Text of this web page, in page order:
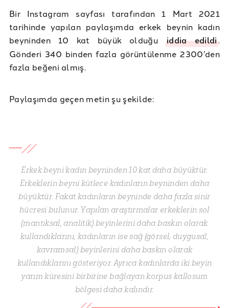
Bir Instagram sayfası tarafından 1 Mart 2021
tarihinde yapılan paylaşımda erkek beynin kadın
beyninden 10 kat büyük olduğuiddia edildi.
Gönderi 340 binden fazla görüntülenme 2300’den
fazla beğeni almış.
Paylaşımda geçen metin şu şekilde:
Erkek beyni kadın beyninden 10 kat daha büyüktür.
Erkeklerin beyni kütlece kadınların beyninden daha
büyüktür. Fakat kadınların beyninde daha fazla sinir
hücresi bulunur. Yapılan araştırmalar erkeklerin sol
(mantıksal, analitik) beyinlerini daha baskın olarak
kullandıklarını, kadınların ise sağ (görsel, duygusal,
kavramsal) beyinlerini daha baskın olarak
kullandıklarını gösteriyor. Ayrıca kadınlarda iki beyin
yarım küresini birbirine bağlayan korpus kallosum
bölgesi daha kalındır.